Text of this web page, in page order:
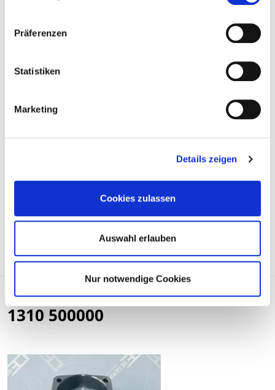
Präferenzen
Statistiken
Marketing
Details zeigen
Cookies zulassen
Auswahl erlauben
Nur notwendige Cookies
Precio a la carta
3,00 kg/Stk
Números de comparación:
352 130 01 08
Kompr.-Kolben / Zylinder 01
1310 500000